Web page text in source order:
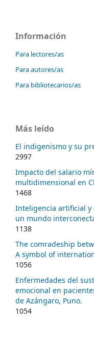
Información
Para lectores/as
Para autores/as
Para bibliotecarios/as
Más leído
El indigenismo y su
2997
Impacto del salario
multidimensional en
1468
Inteligencia artificial y
un mundo
1138
The comradeship
A symbol of
1056
Enfermedades del
emocional en
de Azángaro, Puno.
1054